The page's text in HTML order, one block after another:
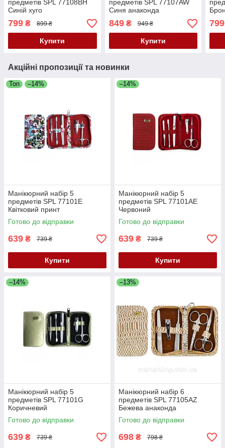
предметів SPL 77108BH
Синій хуго
799 ₴ 899 ₴
Купити
предметів SPL 77107AW
Синя анаконда
849₴ 949 ₴
Купити
799
Акційні пропозиції та новинки
Топ –14%
Манікюрний набір 5
предметів SPL 77101E
Квітковий принт
Готово до відправки
639 ₴ 739 ₴
Купити
–14%
Манікюрний набір 5
предметів SPL 77101AE
Червоний
Готово до відправки
639 ₴ 739 ₴
Купити
–14%
Манікюрний набір 5
предметів SPL 77101G
Коричневий
Готово до відправки
639 ₴ 739 ₴
–13%
Манікюрний набір 6
предметів SPL 77105AZ
Бежева анаконда
Готово до відправки
698 ₴ 798 ₴